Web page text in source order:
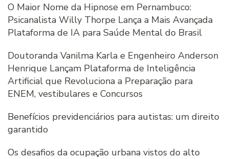
O Maior Nome da Hipnose em Pernambuco:
Psicanalista Willy Thorpe Lança a Mais Avançada
Plataforma de IA para Saúde Mental do Brasil
Doutoranda Vanilma Karla e Engenheiro Anderson
Henrique Lançam Plataforma de Inteligência
Artificial que Revoluciona a Preparação para
ENEM, vestibulares e Concursos
Benefícios previdenciários para autistas: um direito
garantido
Os desafios da ocupação urbana vistos do alto